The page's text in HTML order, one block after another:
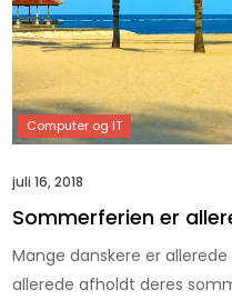
juli 16, 2018
Sommerferien er
Mange danskere er
allerede afholdt deres